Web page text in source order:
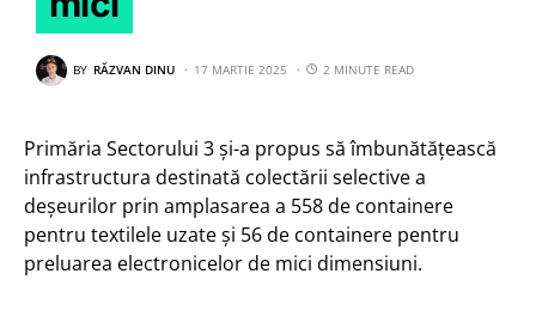
BY RĂZVAN DINU 17 MARTIE 2025 2 MINUTE READ
Primăria Sectorului 3 și-a propus să îmbunătățească
infrastructura destinată colectării selective a
deșeurilor prin amplasarea a 558 de containere
pentru textilele uzate și 56 de containere pentru
preluarea electronicelor de mici dimensiuni.